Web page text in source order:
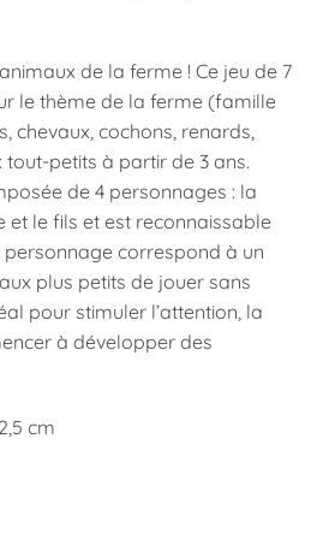
de la ferme ! Ce jeu de 7
le thème de la ferme (famille
chevaux, cochons, renards,
petits à partir de 3 ans.
de 4 personnages : la
et le fils et est reconnaissable
personnage correspond à un
plus petits de jouer sans
pour stimuler l’attention, la
à développer des
cm